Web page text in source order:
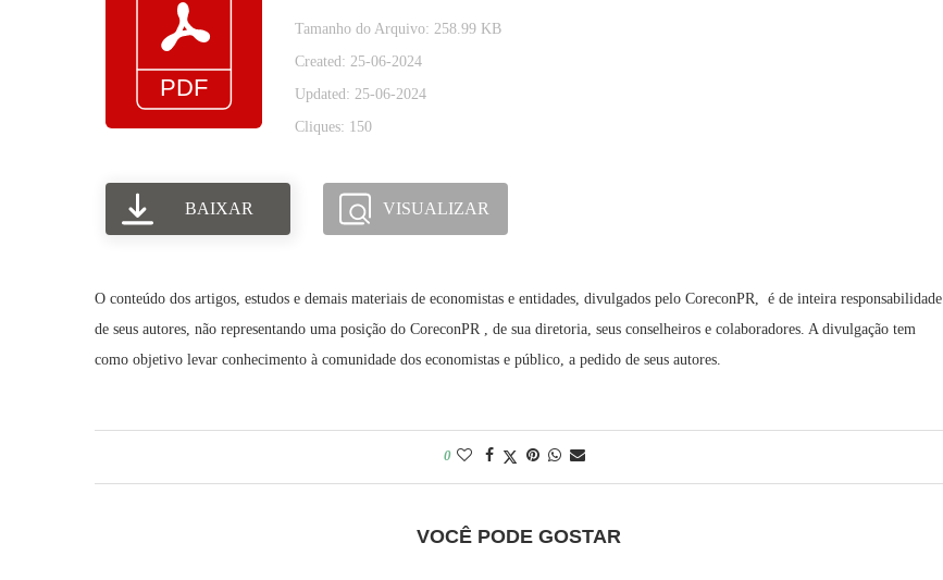
Tamanho do Arquivo: 258.99 KB
Created: 25-06-2024
Updated: 25-06-2024
Cliques: 150
BAIXAR VISUALIZAR
O conteúdo dos artigos, estudos e demais materiais de economistas e entidades, divulgados pelo CoreconPR, é de inteira responsabilidade
de seus autores, não representando uma posição do CoreconPR , de sua diretoria, seus conselheiros e colaboradores. A divulgação tem
como objetivo levar conhecimento à comunidade dos economistas e público, a pedido de seus autores.
0
VOCÊ PODE GOSTAR